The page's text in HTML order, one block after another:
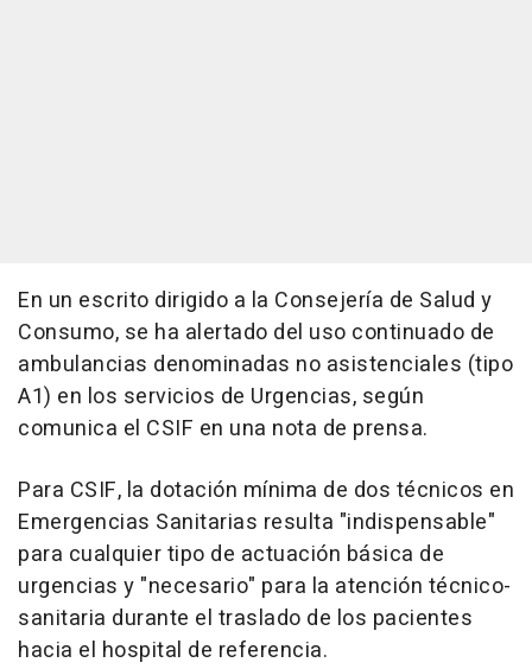
En un escrito dirigido a la Consejería de Salud y
Consumo, se ha alertado del uso continuado de
ambulancias denominadas no asistenciales (tipo
A1) en los servicios de Urgencias, según
comunica el CSIF en una nota de prensa.
Para CSIF, la dotación mínima de dos técnicos en
Emergencias Sanitarias resulta "indispensable"
para cualquier tipo de actuación básica de
urgencias y "necesario" para la atención técnico-
sanitaria durante el traslado de los pacientes
hacia el hospital de referencia.